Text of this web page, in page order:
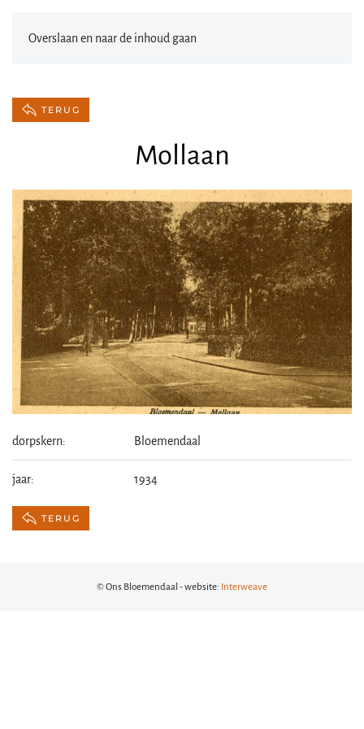
Overslaan en naar de inhoud gaan
TERUG
Mollaan
dorpskern: Bloemendaal
jaar: 1934
TERUG
© Ons Bloemendaal - website: Interweave